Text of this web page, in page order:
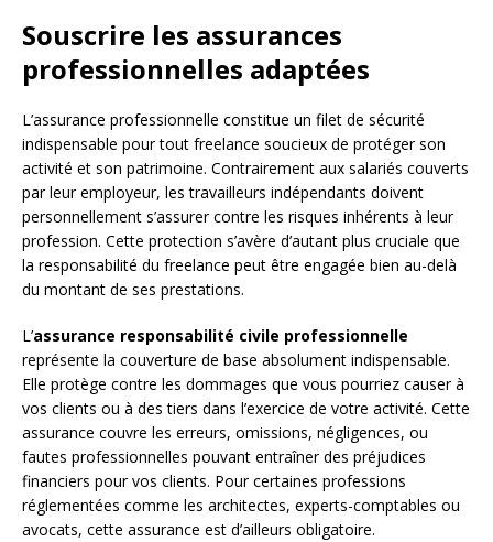
Souscrire les assurances
professionnelles adaptées
L’assurance professionnelle constitue un filet de sécurité
indispensable pour tout freelance soucieux de protéger son
activité et son patrimoine. Contrairement aux salariés couverts
par leur employeur, les travailleurs indépendants doivent
personnellement s’assurer contre les risques inhérents à leur
profession. Cette protection s’avère d’autant plus cruciale que
la responsabilité du freelance peut être engagée bien au-delà
du montant de ses prestations.
L’assurance responsabilité civile professionnelle
représente la couverture de base absolument indispensable.
Elle protège contre les dommages que vous pourriez causer à
vos clients ou à des tiers dans l’exercice de votre activité. Cette
assurance couvre les erreurs, omissions, négligences, ou
fautes professionnelles pouvant entraîner des préjudices
financiers pour vos clients. Pour certaines professions
réglementées comme les architectes, experts-comptables ou
avocats, cette assurance est d’ailleurs obligatoire.